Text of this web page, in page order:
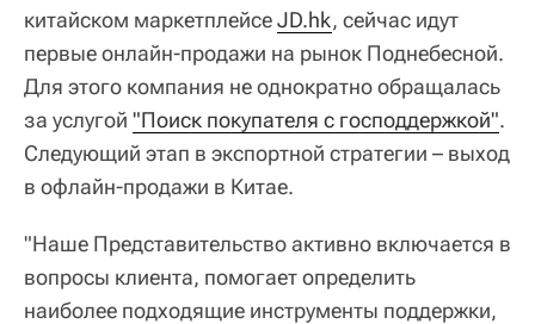
китайском маркетплейсеJD.hk, сейчас идут
первые онлайн-продажи на рынок Поднебесной.
Для этого компания не однократно обращалась
за услугой "Поиск покупателя с господдержкой".
Следующий этап в экспортной стратегии – выход
в офлайн-продажи в Китае.
"Наше Представительство активно включается в
вопросы клиента, помогает определить
наиболее подходящие инструменты поддержки,